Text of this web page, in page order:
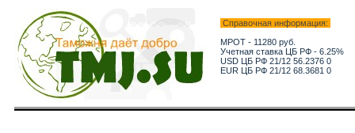
Справочная информация:
МРОТ - 11280 руб.
Учетная ставка ЦБ РФ - 6.25%
USD ЦБ РФ 21/12 56.2376 0
EUR ЦБ РФ 21/12 68.3681 0